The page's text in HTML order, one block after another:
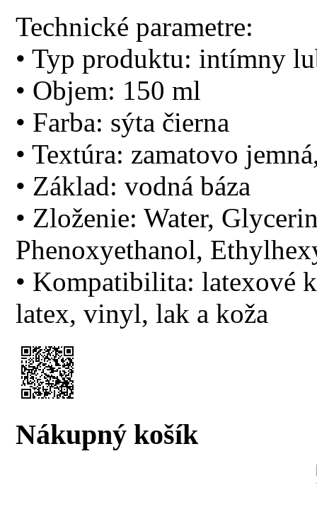
Technické parametre:
• Typ produktu: intímny
• Objem: 150 ml
• Farba: sýta čierna
• Textúra: zamatovo
• Základ: vodná báza
• Zloženie: Water,
Phenoxyethanol,
• Kompatibilita: latexové
latex, vinyl, lak a koža
Nákupný košík